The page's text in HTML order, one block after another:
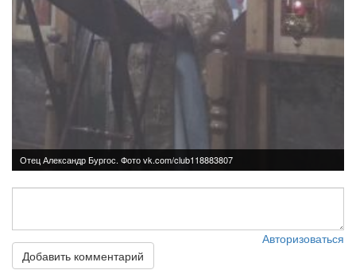
Авторизоваться
Добавить комментарий